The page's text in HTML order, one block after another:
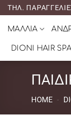
Μετάβαση
ΤΗΛ.
ΜΑΛΛΙΑ
DIONI HAIR
HOME -